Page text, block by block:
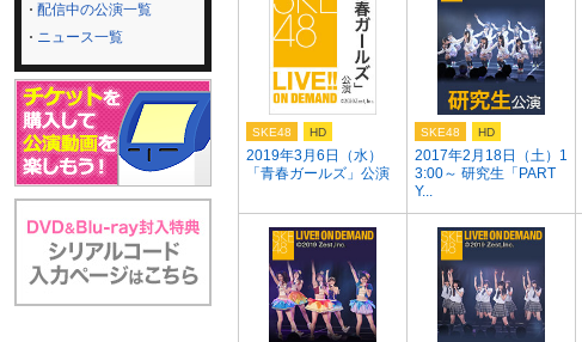
配信中の公演一覧
ニュース一覧
2019年3月6日（水）
「青春ガールズ」公演
SKE48 HD
2017年2月18日（土）1
3:00～ 研究生「PART
Y...
SKE48 HD